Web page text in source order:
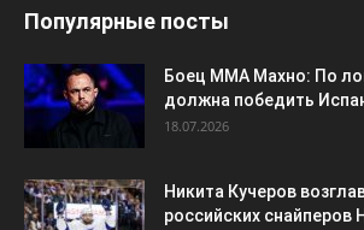
Популярные посты
Боец ММА Махно: По
должна победить
18.07.2026
Никита Кучеров
российских снайперов